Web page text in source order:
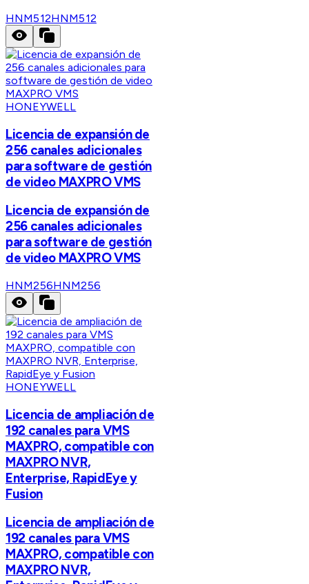
HNM512HNM512
HONEYWELL
Licencia de expansión de
256 canales adicionales
para software de gestión
de video MAXPRO VMS
Licencia de expansión de
256 canales adicionales
para software de gestión
de video MAXPRO VMS
HNM256HNM256
HONEYWELL
Licencia de ampliación de
192 canales para VMS
MAXPRO, compatible con
MAXPRO NVR,
Enterprise, RapidEye y
Fusion
Licencia de ampliación de
192 canales para VMS
MAXPRO, compatible con
MAXPRO NVR,